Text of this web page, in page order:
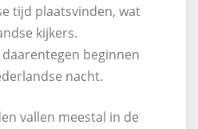
tijd plaatsvinden, wat
kijkers.
beginnen
nacht.
vallen meestal in de